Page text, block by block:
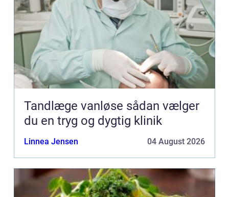
Tandlæge vanløse sådan vælger
du en tryg og dygtig klinik
Linnea Jensen 04 August 2026